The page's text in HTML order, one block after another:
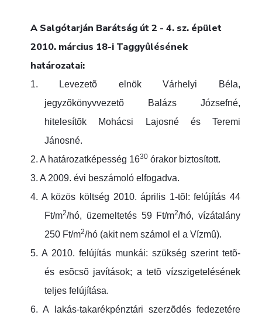
A Salgótarján Barátság út 2 - 4. sz. épület
2010. március 18-i Taggyûlésének
határozatai:
1.
Levezetõ elnök Várhelyi Béla,
jegyzõkönyvvezetõ Balázs Józsefné,
hitelesítõk Mohácsi Lajosné és Teremi
Jánosné.
2. A határozatképesség 1630 órakor biztosított.
3. A 2009. évi beszámoló elfogadva.
4. A közös költség 2010. április 1-tõl: felújítás 44
Ft/m2/hó, üzemeltetés 59 Ft/m2/hó, vízátalány
250 Ft/m2/hó (akit nem számol el a Vízmû).
5. A 2010. felújítás munkái: szükség szerint tetõ-
és esõcsõ javítások; a tetõ vízszigetelésének
teljes felújítása.
6. A lakás-takarékpénztári szerzõdés fedezetére